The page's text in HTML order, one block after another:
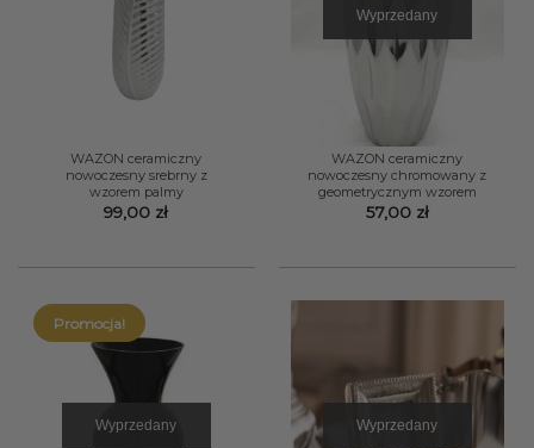
WAZON ceramiczny
nowoczesny srebrny z
wzorem palmy
99,00 zł
Wyprzedany
WAZON ceramiczny
nowoczesny chromowany z
geometrycznym wzorem
57,00 zł
Promocja!
Wyprzedany Wyprzedany